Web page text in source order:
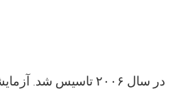
در سال ۲۰۰۶ تاسیس